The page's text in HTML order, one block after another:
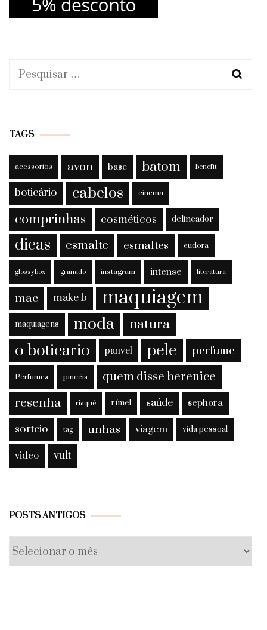
Pesquisar
TAGS
acessorios avon base batom benefit
boticário cabelos cinema
comprinhas cosméticos delineador
dicas esmalte esmaltes eudora
glossybox granado instagram intense literatura
mac make b maquiagem
maquiagens moda natura
o boticario panvel pele perfume
Perfumes pincéis quem disse berenice
resenha risqué rímel saúde sephora
sorteio tag unhas viagem vida pessoal
video vult
POSTS ANTIGOS
Posts